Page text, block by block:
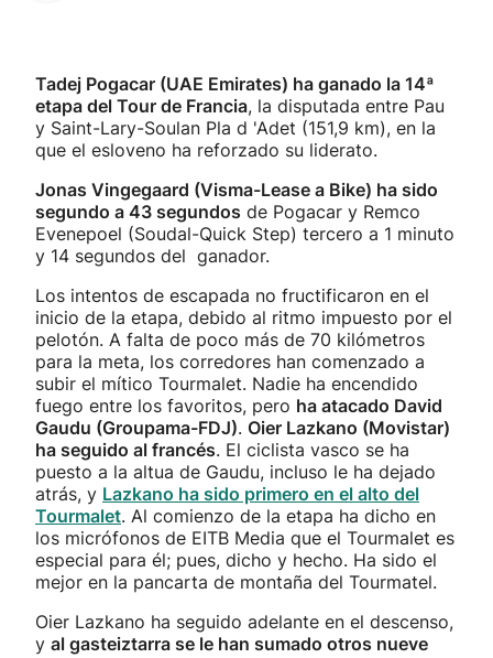
Tadej Pogacar (UAE Emirates) ha ganado la 14ª
etapa del Tour de Francia, la disputada entre Pau
y Saint-Lary-Soulan Pla d 'Adet (151,9 km), en la
que el esloveno ha reforzado su liderato.
Jonas Vingegaard (Visma-Lease a Bike) ha sido
segundo a 43 segundos de Pogacar y Remco
Evenepoel (Soudal-Quick Step) tercero a 1 minuto
y 14 segundos del ganador.
Los intentos de escapada no fructificaron en el
inicio de la etapa, debido al ritmo impuesto por el
pelotón. A falta de poco más de 70 kilómetros
para la meta, los corredores han comenzado a
subir el mítico Tourmalet. Nadie ha encendido
fuego entre los favoritos, pero ha atacado David
Gaudu (Groupama-FDJ). Oier Lazkano (Movistar)
ha seguido al francés. El ciclista vasco se ha
puesto a la altua de Gaudu, incluso le ha dejado
atrás, y Lazkano ha sido primero en el alto del
Tourmalet. Al comienzo de la etapa ha dicho en
los micrófonos de EITB Media que el Tourmalet es
especial para él; pues, dicho y hecho. Ha sido el
mejor en la pancarta de montaña del Tourmatel.
Oier Lazkano ha seguido adelante en el descenso,
y al gasteiztarra se le han sumado otros nueve